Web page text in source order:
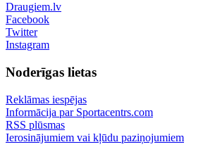
Draugiem.lv
Facebook
Twitter
Instagram
Noderīgas lietas
Reklāmas iespējas
Informācija par Sportacentrs.com
RSS plūsmas
Ierosinājumiem vai kļūdu paziņojumiem